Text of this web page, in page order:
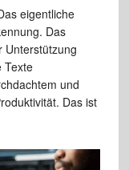
eigentliche
Das
Unterstützung
Texte
und
Das ist